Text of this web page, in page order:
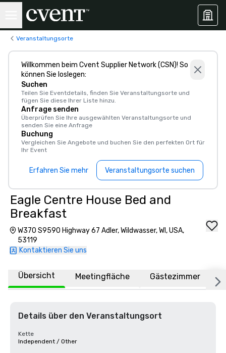
Veranstaltungsorte
Willkommen beim Cvent Supplier Network (CSN)! So
können Sie loslegen:
Suchen
Teilen Sie Eventdetails, finden Sie Veranstaltungsorte und
fügen Sie diese Ihrer Liste hinzu.
Anfrage senden
Überprüfen Sie Ihre ausgewählten Veranstaltungsorte und
senden Sie eine Anfrage
Buchung
Vergleichen Sie Angebote und buchen Sie den perfekten Ort für
Ihr Event
Erfahren Sie mehr Veranstaltungsorte suchen
Eagle Centre House Bed and
Breakfast
W370 S9590 Highway 67 Adler, Wildwasser, WI, USA,
53119
Kontaktieren Sie uns
Übersicht Meetingfläche Gästezimmer
Details über den Veranstaltungsort
Kette
Independent / Other